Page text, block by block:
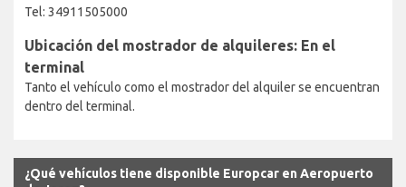
Tel: 34911505000
Ubicación del mostrador de alquileres: En el
terminal
Tanto el vehículo como el mostrador del alquiler se encuentran
dentro del terminal.
¿Qué vehículos tiene disponible Europcar en Aeropuerto